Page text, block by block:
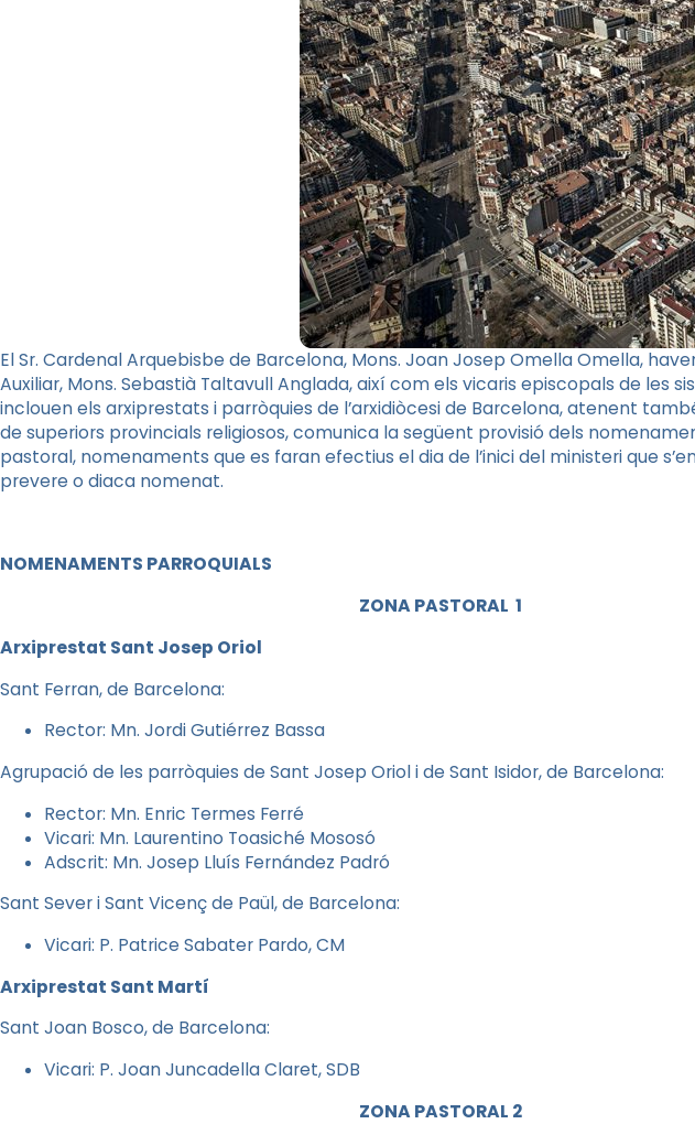
El Sr. Cardenal Arquebisbe de Barcelona, Mons. Joan Josep Omella Omella,
Auxiliar, Mons. Sebastià Taltavull Anglada, així com els vicaris episcopals de les
inclouen els arxiprestats i parròquies de l’arxidiòcesi de Barcelona, atenent
de superiors provincials religiosos, comunica la següent provisió dels
pastoral, nomenaments que es faran efectius el dia de l’inici del ministeri que
prevere o diaca nomenat.
NOMENAMENTS PARROQUIALS
ZONA PASTORAL 1
Arxiprestat Sant Josep Oriol
Sant Ferran, de Barcelona:
Rector: Mn. Jordi Gutiérrez Bassa
Agrupació de les parròquies de Sant Josep Oriol i de Sant Isidor, de Barcelona:
Rector: Mn. Enric Termes Ferré
Vicari: Mn. Laurentino Toasiché Mososó
Adscrit: Mn. Josep Lluís Fernández Padró
Sant Sever i Sant Vicenç de Paül, de Barcelona:
Vicari: P. Patrice Sabater Pardo, CM
Arxiprestat Sant Martí
Sant Joan Bosco, de Barcelona:
Vicari: P. Joan Juncadella Claret, SDB
ZONA PASTORAL 2